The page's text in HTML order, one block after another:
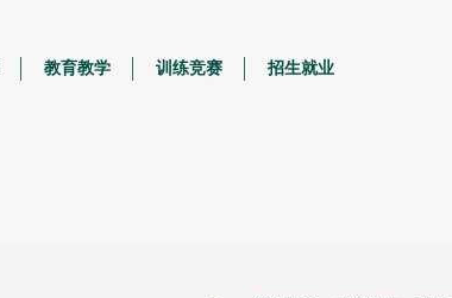
教育教学 训练竞赛 招生就业